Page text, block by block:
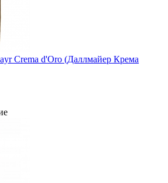
Crema d'Oro (Даллмайер Крема